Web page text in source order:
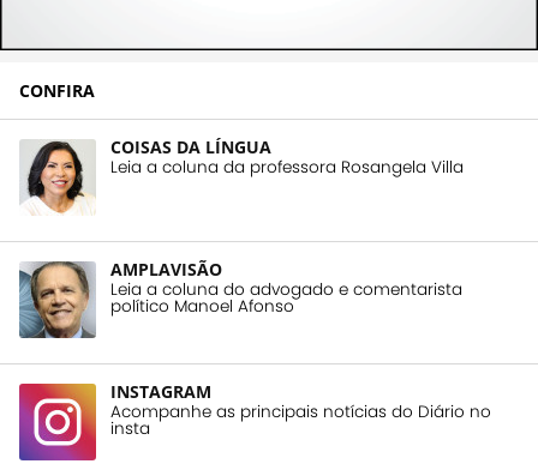
CONFIRA
COISAS DA LÍNGUA
Leia a coluna da professora Rosangela Villa
AMPLAVISÃO
Leia a coluna do advogado e comentarista
político Manoel Afonso
INSTAGRAM
Acompanhe as principais notícias do Diário no
insta